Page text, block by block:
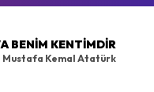
BENIM KENTIMDIR
Mustafa Kemal Atatürk